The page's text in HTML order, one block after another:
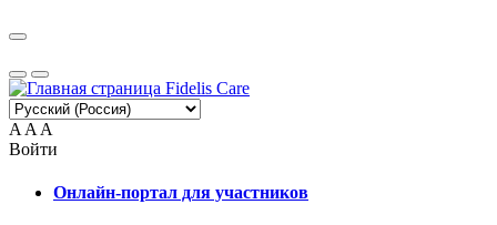
A A A
Войти
Онлайн-портал для участников